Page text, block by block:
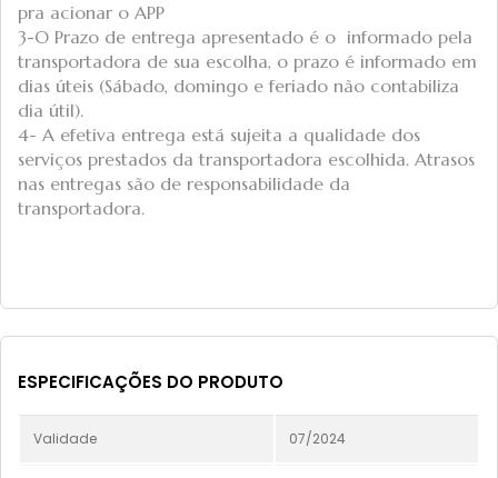
pra acionar o APP
3-O Prazo de entrega apresentado é o informado pela
transportadora de sua escolha, o prazo é informado em
dias úteis (Sábado, domingo e feriado não contabiliza
dia útil).
4- A efetiva entrega está sujeita a qualidade dos
serviços prestados da transportadora escolhida. Atrasos
nas entregas são de responsabilidade da
transportadora.
ESPECIFICAÇÕES DO PRODUTO
Validade 07/2024